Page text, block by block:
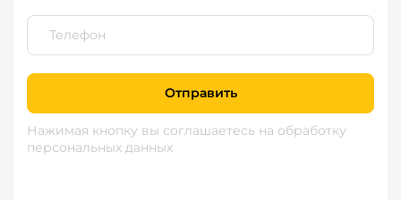
Отправить
Нажимая кнопку вы соглашаетесь на обработку
персональных данных